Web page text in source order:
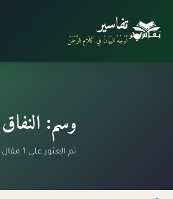
تفاسير
أَوْجُهُ البَيَانْ فِي كَلَامِ الرَّحْمَنْ
وسم: النفاق
تم العثور على 1 مقال